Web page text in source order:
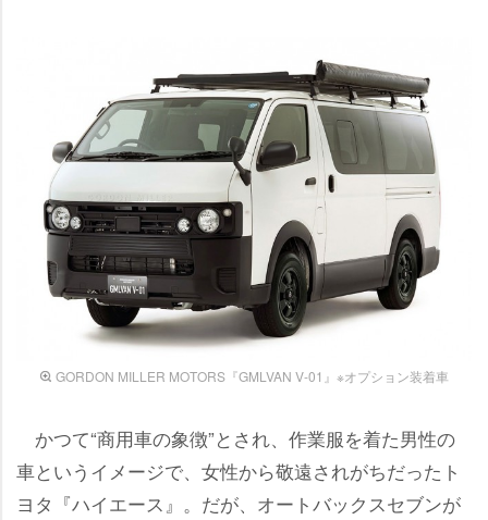
GORDON MILLER MOTORS『GMLVAN V-01』※オプション装着車
かつて“商用車の象徴”とされ、作業服を着た男性の
車というイメージで、女性から敬遠されがちだったト
ヨタ『ハイエース』。だが、オートバックスセブンが